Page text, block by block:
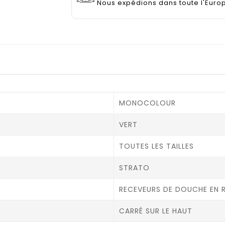
Nous expédions dans toute
MONOCOLOUR
VERT
TOUTES LES TAILLES
STRATO
RECEVEURS DE DOUCHE EN
CARRÉ SUR LE HAUT